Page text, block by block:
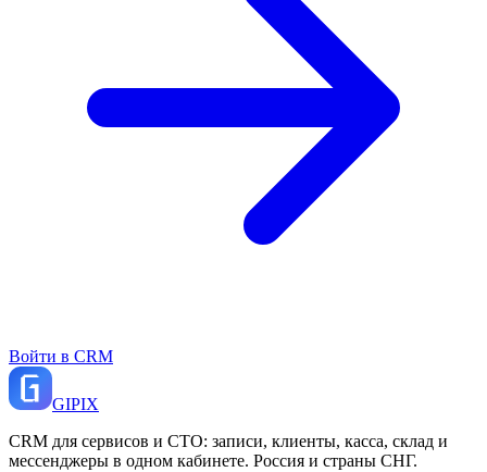
Войти в CRM
GIPIX
CRM для сервисов и СТО: записи, клиенты, касса, склад и
мессенджеры в одном кабинете. Россия и страны СНГ.